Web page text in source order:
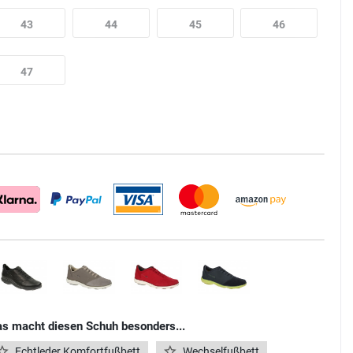
43 44 45 46
47
macht diesen Schuh besonders...